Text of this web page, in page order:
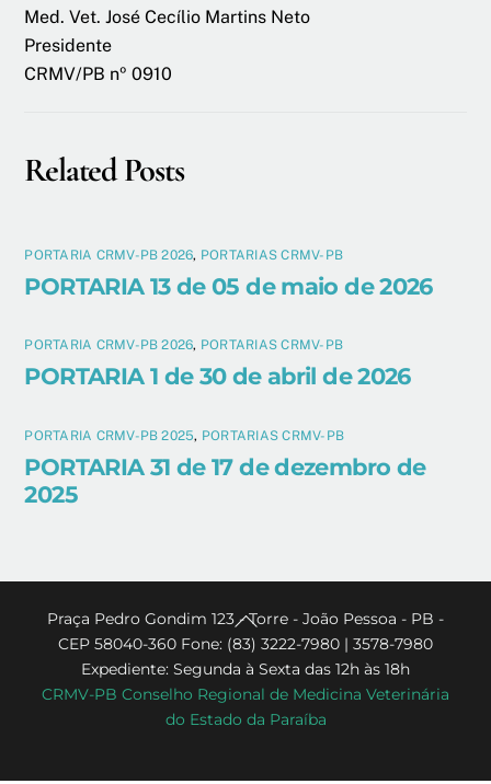
Med. Vet. José Cecílio Martins Neto
Presidente
CRMV/PB nº 0910
Related Posts
PORTARIA CRMV-PB 2026, PORTARIAS CRMV-PB
PORTARIA 13 de 05 de maio de 2026
PORTARIA CRMV-PB 2026, PORTARIAS CRMV-PB
PORTARIA 1 de 30 de abril de 2026
PORTARIA CRMV-PB 2025, PORTARIAS CRMV-PB
PORTARIA 31 de 17 de dezembro de
2025
Back
To
Top
Praça Pedro Gondim 123 - Torre - João Pessoa - PB -
CEP 58040-360 Fone: (83) 3222-7980 | 3578-7980
Expediente: Segunda à Sexta das 12h às 18h
CRMV-PB Conselho Regional de Medicina Veterinária
do Estado da Paraíba